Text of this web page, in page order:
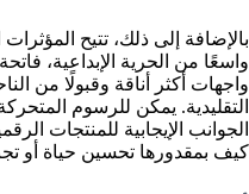
بالإضافة إلى ذلك، تتيح
واسعًا من الحرية الإبداعية،
واجهات أكثر أناقة وقبولًا من
التقليدية. يمكن للرسوم
الجوانب الإيجابية للمنتجات
كيف بمقدورها تحسين حياة أو